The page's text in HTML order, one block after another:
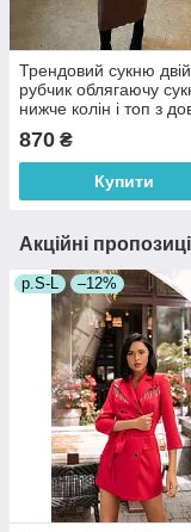
Трендовий сукню
рубчик облягаючу
нижче колін і топ з
рукавом (р. 42-44)
83033241
870 ₴
Купити
Акційні
р.S-L –12%